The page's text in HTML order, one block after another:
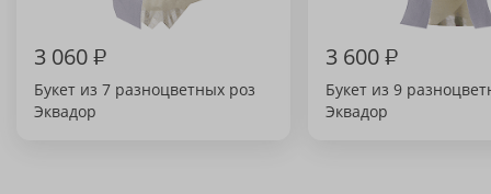
3 060₽
Букет из 7 разноцветных роз
Эквадор
3 600₽
Букет из 9
Эквадор